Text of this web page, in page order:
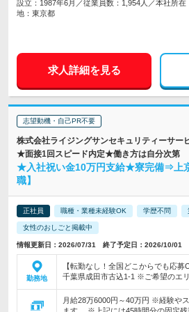
設立：1987年6月／従業員数：1,954人／本社所在
地：東京都
求人詳細を見る
志望動機・自己PR不要
株式会社ライジングサンセキュリティーサー
★面接1回スピード内定★働き方は自分次第
★入社祝い金10万円支給★寮完備⇒上
職】
正社員 職種・業種未経験OK 学歴不問
女性のおしごと掲載中
情報更新日：2026/07/31 終了予定日：2026/10/01
勤務地
【転勤なし！全国どこからでも応
千葉県成田市古込1-1 ※ご希望のエ
月給28万6000円～40万円 ※経験や